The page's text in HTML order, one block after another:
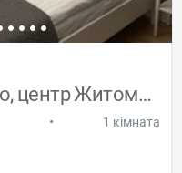
Вулиця Лятошинського, центр Житомира
• 1 кімната